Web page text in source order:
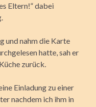
Eltern!“ dabei
und nahm die Karte
hatte, sah er
zurück.
Einladung zu einer
nachdem ich ihm in